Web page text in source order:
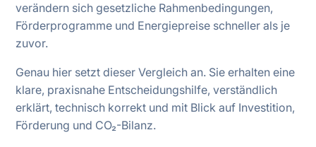
verändern sich gesetzliche Rahmenbedingungen,
Förderprogramme und Energiepreise schneller als je
zuvor.
Genau hier setzt dieser Vergleich an. Sie erhalten eine
klare, praxisnahe Entscheidungshilfe, verständlich
erklärt, technisch korrekt und mit Blick auf Investition,
Förderung und CO₂-Bilanz.